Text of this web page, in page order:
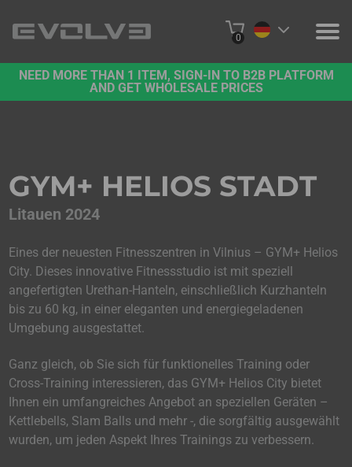
0
PRODUKTE
PROJEKTE
ONLINE KAUFEN
NEED MORE THAN 1 ITEM, SIGN-IN TO B2B PLATFORM
AND GET WHOLESALE PRICES
GYM+ HELIOS STADT
Litauen 2024
Eines der neuesten Fitnesszentren in Vilnius – GYM+ Helios
City. Dieses innovative Fitnessstudio ist mit speziell
angefertigten Urethan-Hanteln, einschließlich Kurzhanteln
bis zu 60 kg, in einer eleganten und energiegeladenen
Umgebung ausgestattet.
Ganz gleich, ob Sie sich für funktionelles Training oder
Cross-Training interessieren, das GYM+ Helios City bietet
Ihnen ein umfangreiches Angebot an speziellen Geräten –
Kettlebells, Slam Balls und mehr -, die sorgfältig ausgewählt
wurden, um jeden Aspekt Ihres Trainings zu verbessern.